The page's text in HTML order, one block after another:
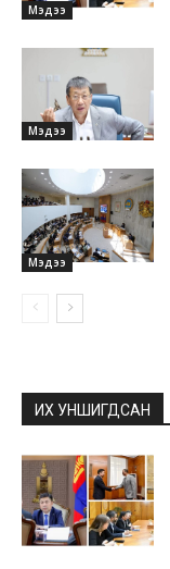
Мэдээ
Мэдээ
Мэдээ
ИХ УНШИГДСАН